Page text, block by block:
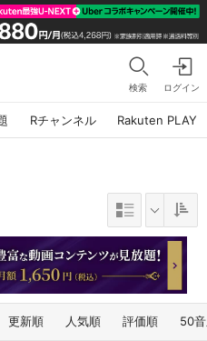
検索 ログイン
Rチャンネル Rakuten PLAY
更新順 人気順 評価順 50